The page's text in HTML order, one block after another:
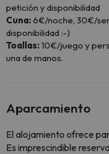
petición y disponibilidad
Cuna:6€/noche, 30€/
disponibilidad :-)
Toallas:10€/juego y
una de manos.
Aparcamiento
El alojamiento ofrece
Es imprescindible